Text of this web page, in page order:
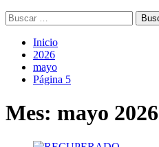
Buscar:
Inicio
2026
mayo
Página 5
Mes: mayo 2026